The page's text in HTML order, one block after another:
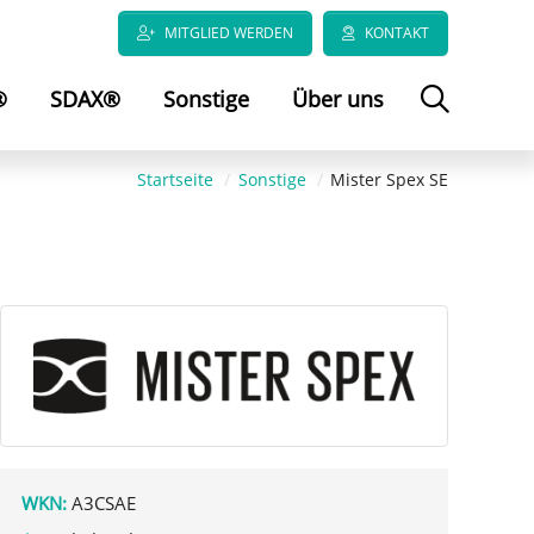
MITGLIED WERDEN KONTAKT
SDAX® Sonstige Über uns
Startseite Sonstige Mister Spex SE
WKN: A3CSAE